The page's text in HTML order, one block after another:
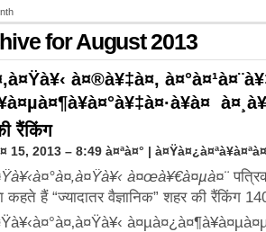
for August2013
à¤®à¥‡à¤‚
रैंकिंग
15, 2013 – 8:49 à¤ªà¤° |
à¤œà¥€à¤µà¤¨
कहते हैं “ज्यादातर वैज्ञानिक” शहर की रैंकिंग